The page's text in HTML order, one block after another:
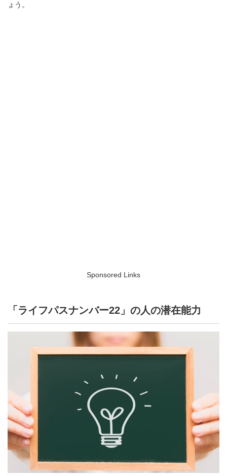
ょう。
Sponsored Links
「ライフパスナンバー22」の人の潜在能力